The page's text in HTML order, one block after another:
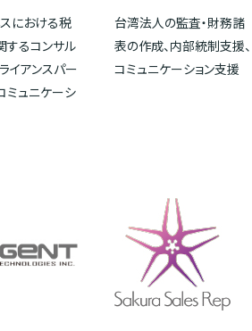
における税
するコンサル
イアンスパー
ミュニケーシ
台湾法人の監査・財務諸
表の作成、内部統制支援、
コミュニケーション支援